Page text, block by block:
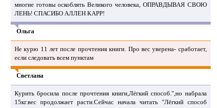
многие готовы оскоблять Великого человека, ОПРАВДЫВАЯ СВОЮ
ЛЕНЬ! СПАСИБО АЛЛЕН КАРР!
Ольга
Не курю 11 лет после прочтения книги. Про вес уверена- сработает,
если следовать всем пунктам
Светлана
Курить бросила после прочтения книги,Лёгкий способ.",но набрала
15кг.вес продолжает расти.Сейчас начала читать "Лёгкий способ